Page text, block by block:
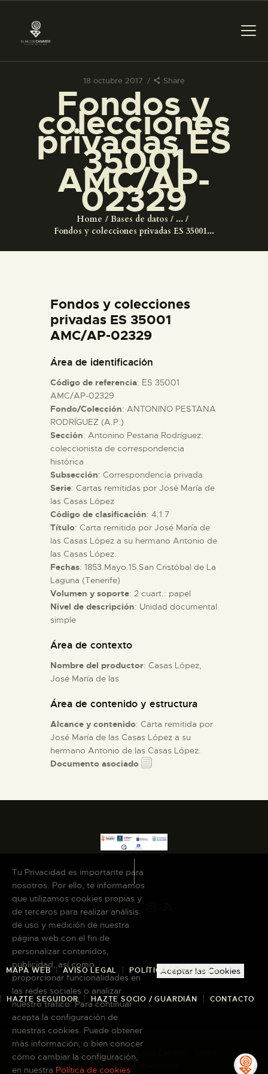
18 octubre 2017 Share
Fondos y
colecciones
privadas ES
35001
AMC/AP-
02329
Home Bases de datos
...
Fondos y colecciones privadas ES 35001...
PREPARAR LA VISITA
ACTIVIDADES
█
EL MUSEO
ESPAÑOL
ACTIVIDADES
█
EL MUSEO
COLECCIONES
DIDÁCTICA
ESPAÑOL
Fondos y colecciones
privadas ES 35001
AMC/AP-02329
Área de identificación
Código de referencia: ES 35001
AMC/AP-02329
Fondo/Colección: ANTONINO PESTANA
RODRÍGUEZ (A.P.)
Sección: Antonino Pestana Rodríguez:
coleccionista de correspondencia
histórica
Subsección: Correspondencia privada
Serie: Cartas remitidas por José María de
las Casas López
Código de clasificación: 4.1.7
Título: Carta remitida por José María de
las Casas López a su hermano Antonio de
las Casas López.
Fechas: 1853.Mayo.15.San Cristóbal de La
Laguna (Tenerife)
Volumen y soporte: 2 cuart.: papel
Nivel de descripción: Unidad documental
simple
Área de contexto
Nombre del productor: Casas López,
José María de las
Área de contenido y estructura
Alcance y contenido: Carta remitida por
José María de las Casas López a su
hermano Antonio de las Casas López.
Documento asociado
MAPA WEB AVISO LEGAL POLÍTICA DE COOKIES
HAZTE SEGUIDOR HAZTE SOCIO / GUARDIÁN CONTACTO
Copyright © 2026 El Museo Canario · Todos
los derechos reservados
Tu Privacidad es importante para
nosotros. Por ello, te informamos
que utilizamos cookies propias y
de terceros para realizar análisis
de uso y medición de nuestra
página web con el fin de
personalizar contenidos,
publicidad, así como
proporcionar funcionalidades en
las redes sociales o analizar
nuestro tráfico. Para continuar
acepta la configuración de
nuestras cookies. Puede obtener
más información, o bien conocer
cómo cambiar la configuración,
en nuestra Política de cookies
Aceptar las Cookies